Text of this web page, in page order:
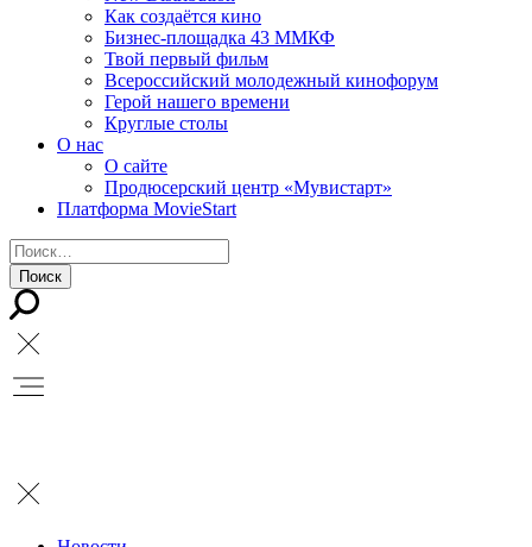
Как создаётся кино
Бизнес-площадка 43 ММКФ
Твой первый фильм
Всероссийский молодежный кинофорум
Герой нашего времени
Круглые столы
О нас
О сайте
Продюсерский центр «Мувистарт»
Платформа MovieStart